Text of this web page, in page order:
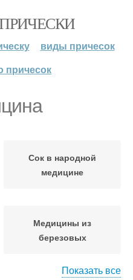
виды причесок
причесок
Сок в народной
медицине
Медицины из
березовых
Показать все